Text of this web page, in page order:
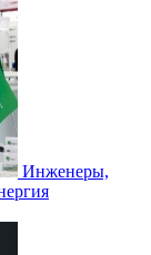
Инженеры,